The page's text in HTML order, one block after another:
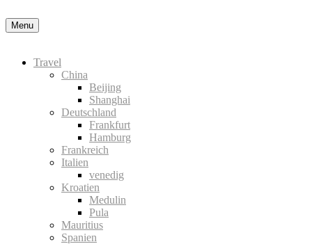
Menu
Travel
China
Beijing
Shanghai
Deutschland
Frankfurt
Hamburg
Frankreich
Italien
venedig
Kroatien
Medulin
Pula
Mauritius
Spanien
in der Datenschutzerklärung